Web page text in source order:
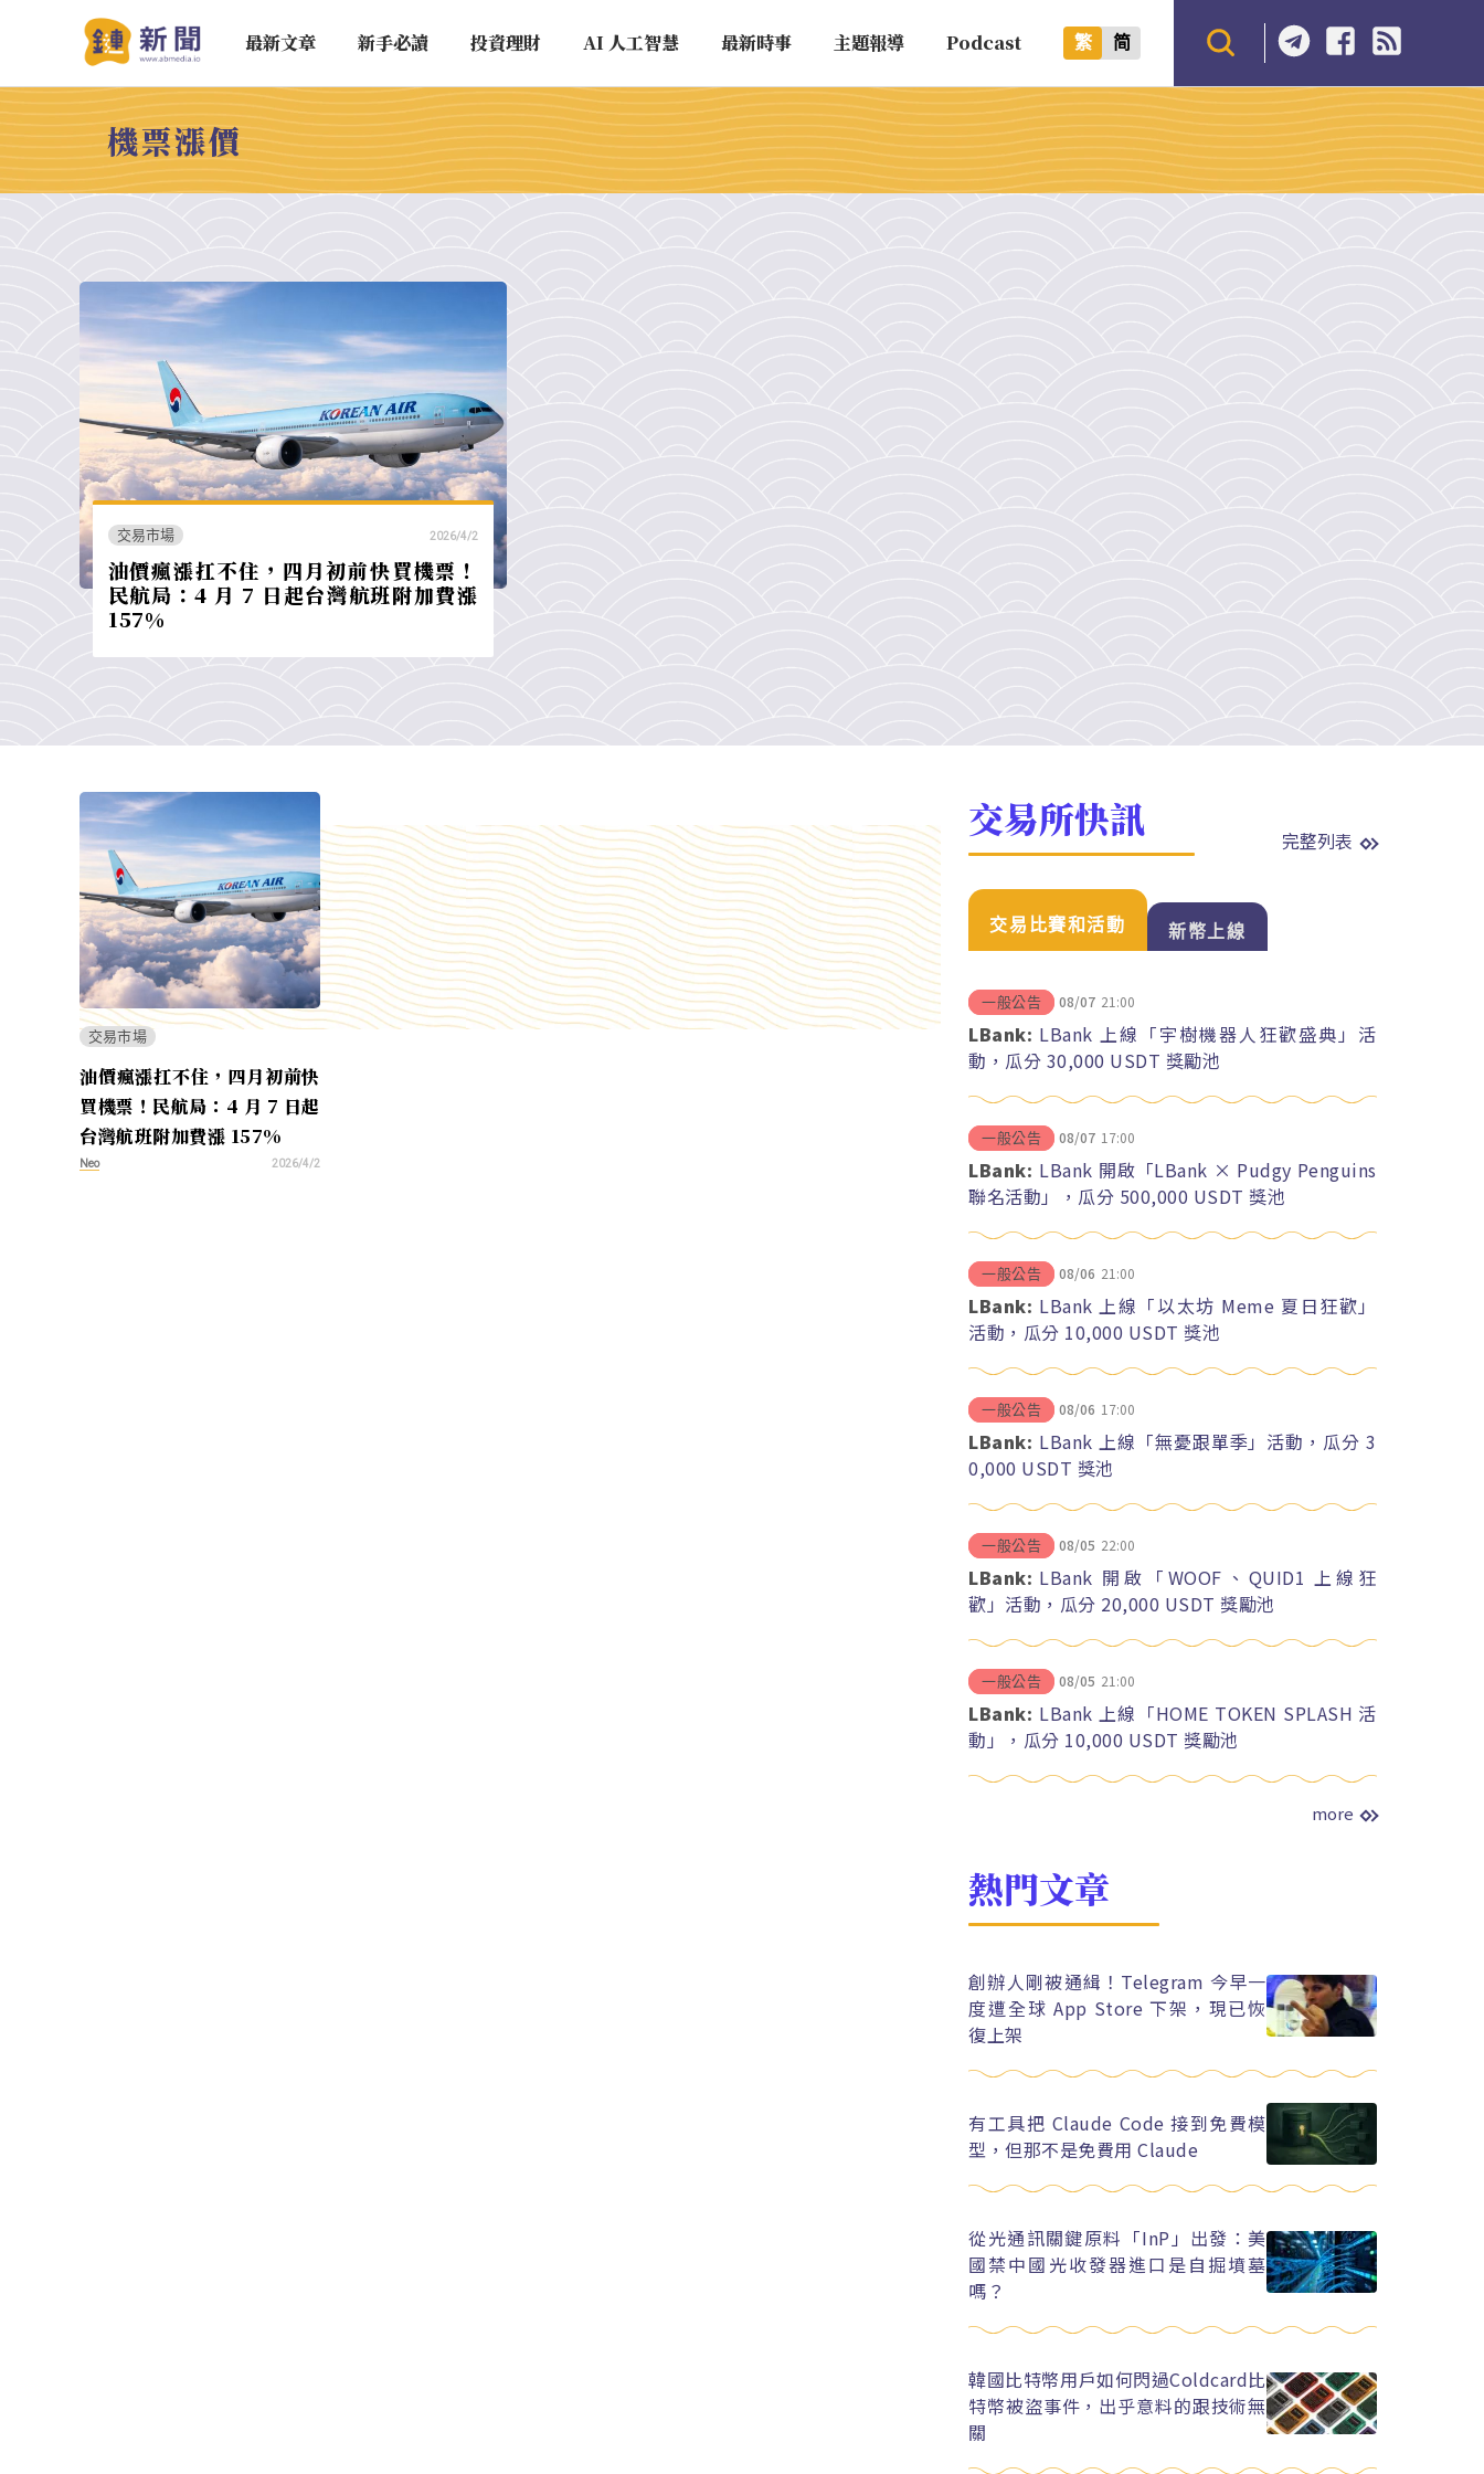
最新文章 新手必讀 投資理財 AI 人工智慧 最新時事 主題報導 Podcast 繁 简
機票漲價
交易市場 2026/4/2
油價瘋漲扛不住，四月初前快買機票！
民航局：4 月 7 日起台灣航班附加費漲
157%
交易市場
油價瘋漲扛不住，四月初前快
買機票！民航局：4 月 7 日起
台灣航班附加費漲 157%
Neo 2026/4/2
交易所快訊 完整列表
交易比賽和活動 新幣上線
一般公告 08/07 21:00
LBank: LBank 上線「宇樹機器人狂歡盛典」活
動，瓜分 30,000 USDT 獎勵池
一般公告 08/07 17:00
LBank: LBank 開啟「LBank × Pudgy Penguins
聯名活動」，瓜分 500,000 USDT 獎池
一般公告 08/06 21:00
LBank: LBank 上線「以太坊 Meme 夏日狂歡」
活動，瓜分 10,000 USDT 獎池
一般公告 08/06 17:00
LBank: LBank 上線「無憂跟單季」活動，瓜分 3
0,000 USDT 獎池
一般公告 08/05 22:00
LBank: LBank 開啟「WOOF、QUID1 上線狂
歡」活動，瓜分 20,000 USDT 獎勵池
一般公告 08/05 21:00
LBank: LBank 上線「HOME TOKEN SPLASH 活
動」，瓜分 10,000 USDT 獎勵池
more
熱門文章
創辦人剛被通緝！Telegram 今早一
度遭全球 App Store 下架，現已恢
復上架
有工具把 Claude Code 接到免費模
型，但那不是免費用 Claude
從光通訊關鍵原料「InP」出發：美
國禁中國光收發器進口是自掘墳墓
嗎？
韓國比特幣用戶如何閃過Coldcard比
特幣被盜事件，出乎意料的跟技術無
關